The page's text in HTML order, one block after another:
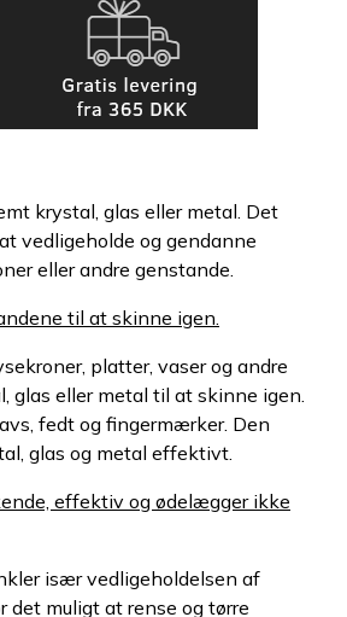
krystal, glas eller metal. Det
vedligeholde og gendanne
eller andre genstande.
til at skinne igen.
platter, vaser og andre
glas eller metal til at skinne igen.
fedt og fingermærker. Den
glas og metal effektivt.
effektiv og ødelægger ikke
især vedligeholdelsen af
det muligt at rense og tørre